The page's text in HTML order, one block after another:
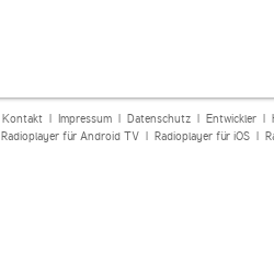
Kontakt| Impressum| Datenschutz| Entwickler|
Radioplayer für Android TV| Radioplayer für iOS|